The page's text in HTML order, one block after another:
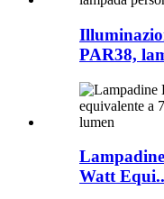
PAR38,
Watt